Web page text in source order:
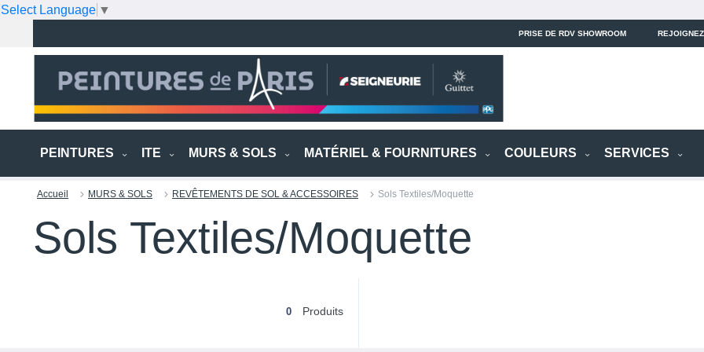
Select Language ▼
PRISE DE RDV SHOWROOM
PEINTURES ITE MURS & SOLS MATÉRIEL & FOURNITURES COULEURS SERVICES
Accueil MURS & SOLS REVÊTEMENTS DE SOL & ACCESSOIRES Sols Textiles/Moquette
Sols Textiles/Moquette
0 Produits